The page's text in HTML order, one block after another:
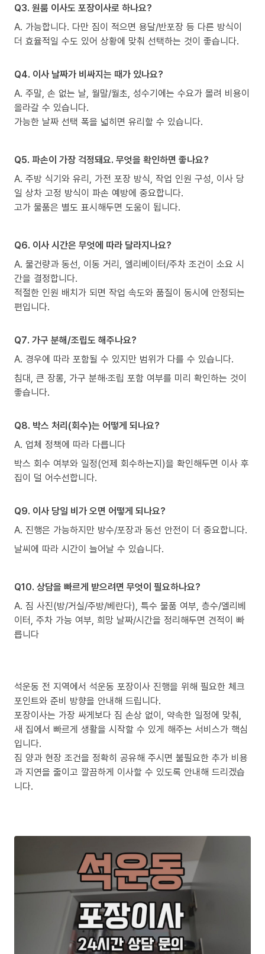
Q3. 원룸 이사도 포장이사로 하나요?
A. 가능합니다. 다만 짐이 적으면 용달/반포장 등 다른 방식이
더 효율적일 수도 있어 상황에 맞춰 선택하는 것이 좋습니다.
Q4. 이사 날짜가 비싸지는 때가 있나요?
A. 주말, 손 없는 날, 월말/월초, 성수기에는 수요가 몰려 비용이
올라갈 수 있습니다.
가능한 날짜 선택 폭을 넓히면 유리할 수 있습니다.
Q5. 파손이 가장 걱정돼요. 무엇을 확인하면 좋나요?
A. 주방 식기와 유리, 가전 포장 방식, 작업 인원 구성, 이사 당
일 상차 고정 방식이 파손 예방에 중요합니다.
고가 물품은 별도 표시해두면 도움이 됩니다.
Q6. 이사 시간은 무엇에 따라 달라지나요?
A. 물건량과 동선, 이동 거리, 엘리베이터/주차 조건이 소요 시
간을 결정합니다.
적절한 인원 배치가 되면 작업 속도와 품질이 동시에 안정되는
편입니다.
Q7. 가구 분해/조립도 해주나요?
A. 경우에 따라 포함될 수 있지만 범위가 다를 수 있습니다.
침대, 큰 장롱, 가구 분해·조립 포함 여부를 미리 확인하는 것이
좋습니다.
Q8. 박스 처리(회수)는 어떻게 되나요?
A. 업체 정책에 따라 다릅니다
박스 회수 여부와 일정(언제 회수하는지)을 확인해두면 이사 후
집이 덜 어수선합니다.
Q9. 이사 당일 비가 오면 어떻게 되나요?
A. 진행은 가능하지만 방수/포장과 동선 안전이 더 중요합니다.
날씨에 따라 시간이 늘어날 수 있습니다.
Q10. 상담을 빠르게 받으려면 무엇이 필요하나요?
A. 짐 사진(방/거실/주방/베란다), 특수 물품 여부, 층수/엘리베
이터, 주차 가능 여부, 희망 날짜/시간을 정리해두면 견적이 빠
릅니다
석운동 전 지역에서 석운동 포장이사 진행을 위해 필요한 체크
포인트와 준비 방향을 안내해 드립니다.
포장이사는 가장 싸게보다 짐 손상 없이, 약속한 일정에 맞춰,
새 집에서 빠르게 생활을 시작할 수 있게 해주는 서비스가 핵심
입니다.
짐 양과 현장 조건을 정확히 공유해 주시면 불필요한 추가 비용
과 지연을 줄이고 깔끔하게 이사할 수 있도록 안내해 드리겠습
니다.